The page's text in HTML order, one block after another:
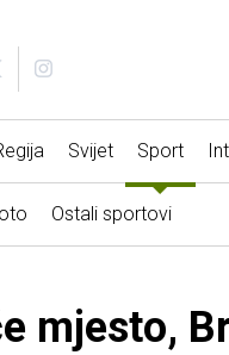
Svijet Sport
Ostali sportovi
mjesto,